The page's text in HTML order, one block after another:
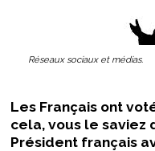
Réseaux sociaux et médias.
Les Français ont
cela, vous le saviez
Président français